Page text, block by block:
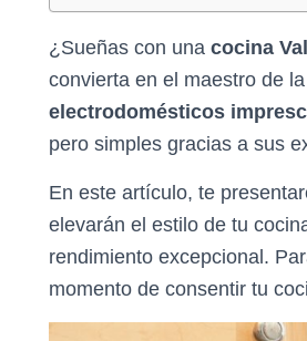
¿Sueñas con una cocina
convierta en el maestro de
electrodomésticos
pero simples gracias a sus
En este artículo, te
elevarán el estilo de tu
rendimiento excepcional.
momento de consentir tu